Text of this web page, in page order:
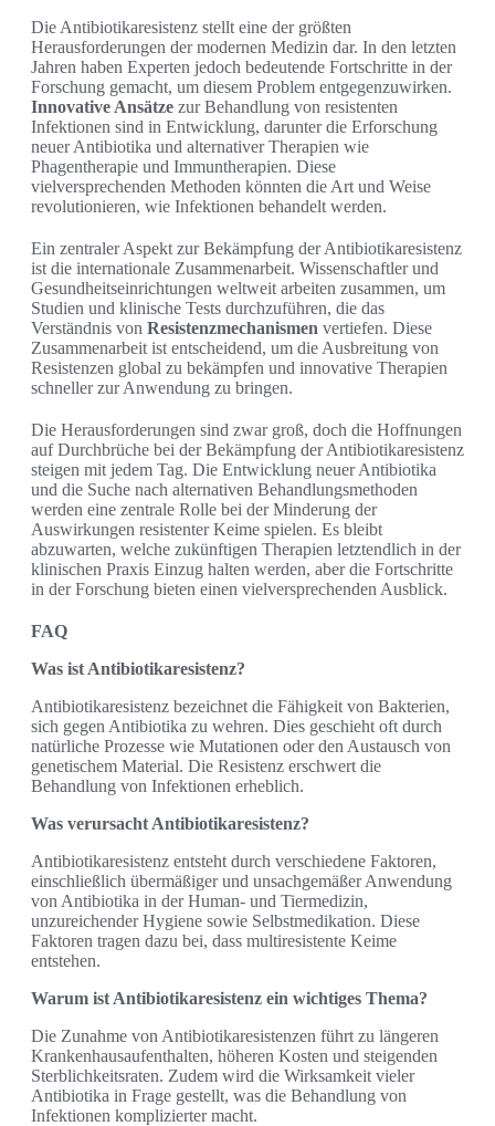
Die Antibiotikaresistenz stellt eine der größten
Herausforderungen der modernen Medizin dar. In den letzten
Jahren haben Experten jedoch bedeutende Fortschritte in der
Forschung gemacht, um diesem Problem entgegenzuwirken.
Innovative Ansätze zur Behandlung von resistenten
Infektionen sind in Entwicklung, darunter die Erforschung
neuer Antibiotika und alternativer Therapien wie
Phagentherapie und Immuntherapien. Diese
vielversprechenden Methoden könnten die Art und Weise
revolutionieren, wie Infektionen behandelt werden.
Ein zentraler Aspekt zur Bekämpfung der Antibiotikaresistenz
ist die internationale Zusammenarbeit. Wissenschaftler und
Gesundheitseinrichtungen weltweit arbeiten zusammen, um
Studien und klinische Tests durchzuführen, die das
Verständnis von Resistenzmechanismen vertiefen. Diese
Zusammenarbeit ist entscheidend, um die Ausbreitung von
Resistenzen global zu bekämpfen und innovative Therapien
schneller zur Anwendung zu bringen.
Die Herausforderungen sind zwar groß, doch die Hoffnungen
auf Durchbrüche bei der Bekämpfung der Antibiotikaresistenz
steigen mit jedem Tag. Die Entwicklung neuer Antibiotika
und die Suche nach alternativen Behandlungsmethoden
werden eine zentrale Rolle bei der Minderung der
Auswirkungen resistenter Keime spielen. Es bleibt
abzuwarten, welche zukünftigen Therapien letztendlich in der
klinischen Praxis Einzug halten werden, aber die Fortschritte
in der Forschung bieten einen vielversprechenden Ausblick.
FAQ
Was ist Antibiotikaresistenz?
Antibiotikaresistenz bezeichnet die Fähigkeit von Bakterien,
sich gegen Antibiotika zu wehren. Dies geschieht oft durch
natürliche Prozesse wie Mutationen oder den Austausch von
genetischem Material. Die Resistenz erschwert die
Behandlung von Infektionen erheblich.
Was verursacht Antibiotikaresistenz?
Antibiotikaresistenz entsteht durch verschiedene Faktoren,
einschließlich übermäßiger und unsachgemäßer Anwendung
von Antibiotika in der Human- und Tiermedizin,
unzureichender Hygiene sowie Selbstmedikation. Diese
Faktoren tragen dazu bei, dass multiresistente Keime
entstehen.
Warum ist Antibiotikaresistenz ein wichtiges Thema?
Die Zunahme von Antibiotikaresistenzen führt zu längeren
Krankenhausaufenthalten, höheren Kosten und steigenden
Sterblichkeitsraten. Zudem wird die Wirksamkeit vieler
Antibiotika in Frage gestellt, was die Behandlung von
Infektionen komplizierter macht.